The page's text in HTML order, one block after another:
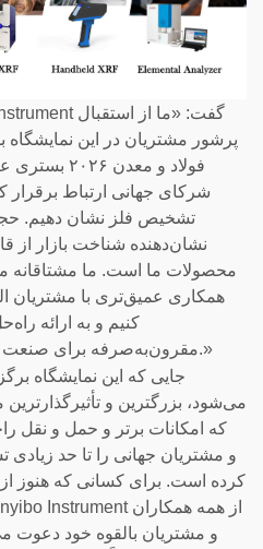
پرشور مشتریان در این نمایشگاه
فولاد و
شرکای جهانی ارتباط برقرار
تشخیص فلز نشان دهیم.
نشان‌دهنده شناخت بازار از
محصولات ما است. ما مشتاقانه
همکاری عمیق‌تری با مشتریان
کنیم و به ارائه
مقرون‌به‌صرفه برای صنعت جهانی فلز و معدن ادامه دهیم.»
می‌شود، بزرگترین و
که امکانات برتر و حمل و نقل
کرده است. برای کسانی که هنوز از
و مشتریان بالقوه خود دعوت